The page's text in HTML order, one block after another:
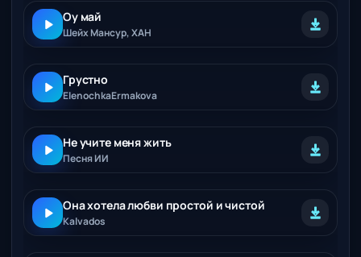
Оу май
Шейх Мансур, ХАН
Грустно
ElenochkaErmakova
Не учите меня жить
Песня ИИ
Она хотела любви простой и чистой
Kalvados